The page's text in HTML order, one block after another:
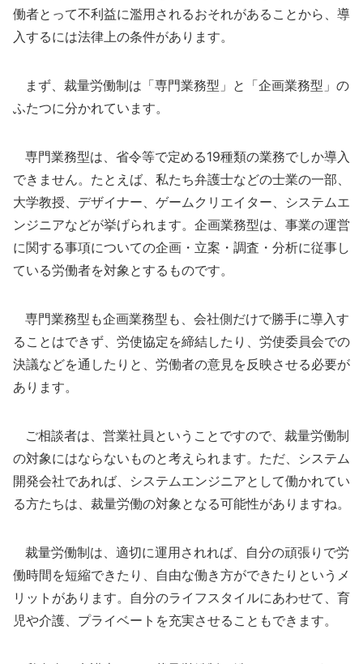
働者とって不利益に濫用されるおそれがあることから、導
入するには法律上の条件があります。
まず、裁量労働制は「専門業務型」と「企画業務型」の
ふたつに分かれています。
専門業務型は、省令等で定める19種類の業務でしか導入
できません。たとえば、私たち弁護士などの士業の一部、
大学教授、デザイナー、ゲームクリエイター、システムエ
ンジニアなどが挙げられます。企画業務型は、事業の運営
に関する事項についての企画・立案・調査・分析に従事し
ている労働者を対象とするものです。
専門業務型も企画業務型も、会社側だけで勝手に導入す
ることはできず、労使協定を締結したり、労使委員会での
決議などを通したりと、労働者の意見を反映させる必要が
あります。
ご相談者は、営業社員ということですので、裁量労働制
の対象にはならないものと考えられます。ただ、システム
開発会社であれば、システムエンジニアとして働かれてい
る方たちは、裁量労働の対象となる可能性がありますね。
裁量労働制は、適切に運用されれば、自分の頑張りで労
働時間を短縮できたり、自由な働き方ができたりというメ
リットがあります。自分のライフスタイルにあわせて、育
児や介護、プライベートを充実させることもできます。